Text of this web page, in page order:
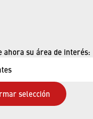
ahora su área de interés:
selección
de la
presión del
de la
dinámico del
también depende